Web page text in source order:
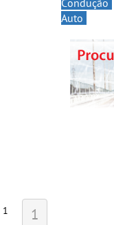
1
1
Auto